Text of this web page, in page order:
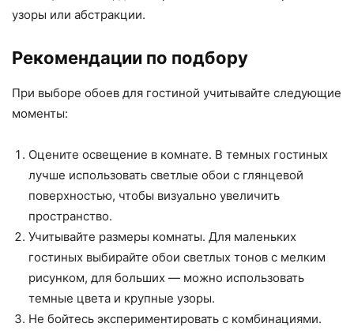
узоры или абстракции.
Рекомендации по подбору
При выборе обоев для гостиной учитывайте следующие
моменты:
Оцените освещение в комнате. В темных гостиных
лучше использовать светлые обои с глянцевой
поверхностью, чтобы визуально увеличить
пространство.
Учитывайте размеры комнаты. Для маленьких
гостиных выбирайте обои светлых тонов с мелким
рисунком, для больших — можно использовать
темные цвета и крупные узоры.
Не бойтесь экспериментировать с комбинациями.